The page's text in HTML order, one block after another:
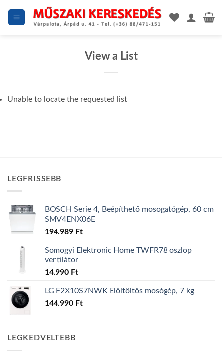
View a List
Unable to locate the requested list
LEGFRISSEBB
BOSCH Serie 4, Beépíthető mosogatógép, 60 cm
SMV4ENX06E
194.989 Ft
Somogyi Elektronic Home TWFR78 oszlop
ventilátor
14.990 Ft
LG F2X10S7NWK Elöltöltős mosógép, 7 kg
144.990 Ft
LEGKEDVELTEBB